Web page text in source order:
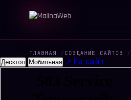
ГЛАВНАЯ / СОЗДАНИЕ САЙТОВ /
Десктоп Мобильная ↗ На сайт